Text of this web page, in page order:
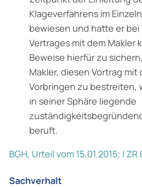
Klageverfahrens im
bewiesen und hatte er bei
Vertrages mit dem Makler
Beweise hierfür zu
Makler, diesen Vortrag
Vorbringen zu bestreiten,
in seiner Sphäre liegende
beruft.
BGH, Urteil vom 15.01.2015; I ZR
Sachverhalt